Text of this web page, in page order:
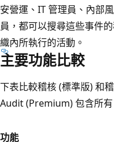
安營運、IT 管理員、內部
員，都可以搜尋這些事件
織內所執行的活動。
主要功能比較
下表比較稽核 (標準版) 和
Audit (Premium) 包含所
功能